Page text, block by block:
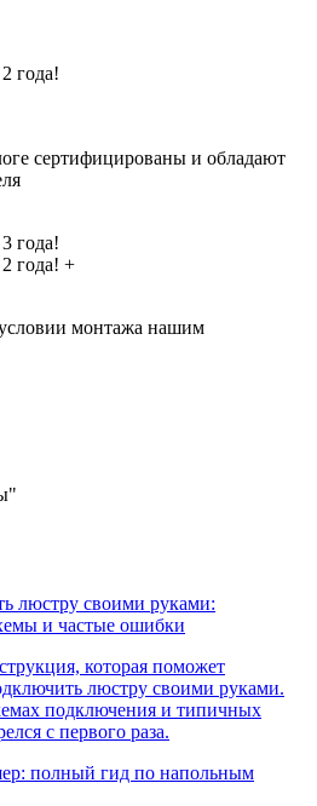
года!
сертифицированы и обладают
года!
2 года! +
монтажа нашим
люстру своими руками:
и частые ошибки
которая поможет
люстру своими руками.
подключения и типичных
с первого раза.
полный гид по напольным